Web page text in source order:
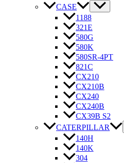
CASE
1188
321E
580G
580K
580SR-4PT
821C
CX210
CX210B
CX240
CX240B
CX39B S2
CATERPILLAR
140H
140K
304